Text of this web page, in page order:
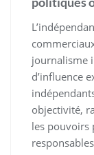
journalisme
d’influence
objectivité,
les pouvoirs